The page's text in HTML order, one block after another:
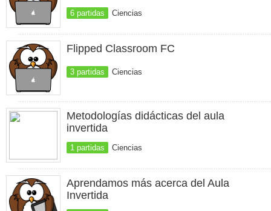
6 partidas Ciencias
Flipped Classroom FC
3 partidas Ciencias
Metodologías didácticas del aula
invertida
1 partidas Ciencias
Aprendamos más acerca del Aula
Invertida